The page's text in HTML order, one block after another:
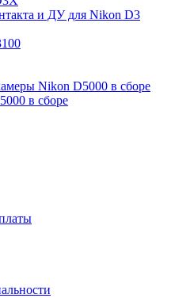
и ДУ для Nikon D3
в сборе